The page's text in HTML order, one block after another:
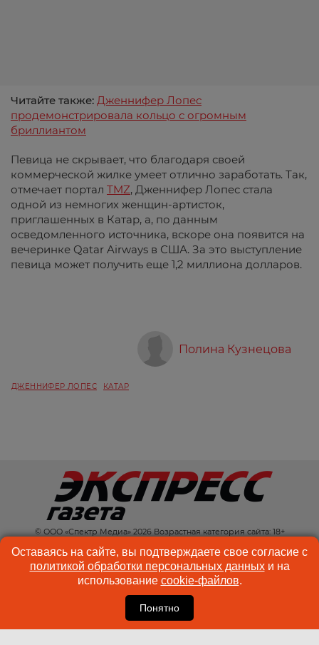
Читайте также: Дженнифер Лопес
продемонстрировала кольцо с огромным
бриллиантом
Певица не скрывает, что благодаря своей
коммерческой жилке умеет отлично заработать. Так,
отмечает портал TMZ, Дженнифер Лопес стала
одной из немногих женщин-артисток,
приглашенных в Катар, а, по данным
осведомленного источника, вскоре она появится на
вечеринке Qatar Airways в США. За это выступление
певица может получить еще 1,2 миллиона долларов.
Полина Кузнецова
ДЖЕННИФЕР ЛОПЕС КАТАР
© ООО «Спектр Медиа» 2026 Возрастная категория сайта: 18+
КОНТАКТЫ
РЕКЛАМА
КУКИ-ФАЙЛЫ
ПОЛЬЗОВАТЕЛЬСКОЕ
СОГЛАШЕНИЕ
Оставаясь на сайте, вы подтверждаете свое согласие с
политикой обработки персональных данныхи на
использование cookie-файлов.
Понятно